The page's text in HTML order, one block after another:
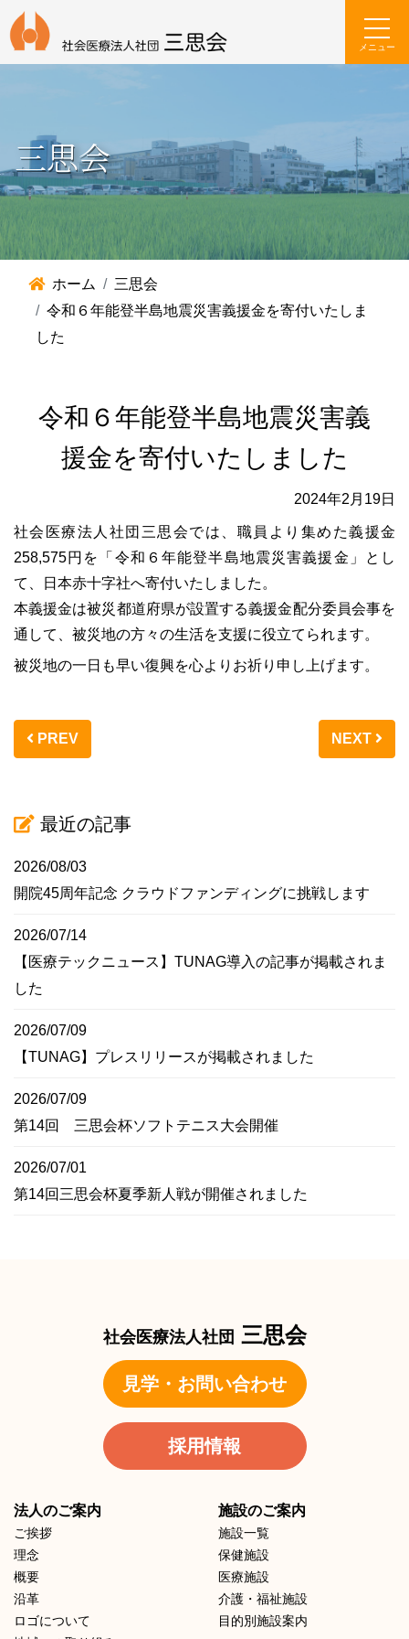
メニュー
三思会
ホーム
三思会
令和６年能登半島地震災害義援金を寄付いたしま
した
令和６年能登半島地震災害義
援金を寄付いたしました
2024年2月19日
社会医療法人社団三思会では、職員より集めた義援金
258,575円を「令和６年能登半島地震災害義援金」とし
て、日本赤十字社へ寄付いたしました。
本義援金は被災都道府県が設置する義援金配分委員会事を
通して、被災地の方々の生活を支援に役立てられます。
被災地の一日も早い復興を心よりお祈り申し上げます。
PREV NEXT
最近の記事
2026/08/03
開院45周年記念 クラウドファンディングに挑戦します
2026/07/14
【医療テックニュース】TUNAG導入の記事が掲載されま
した
2026/07/09
【TUNAG】プレスリリースが掲載されました
2026/07/09
第14回 三思会杯ソフトテニス大会開催
2026/07/01
第14回三思会杯夏季新人戦が開催されました
社会医療法人社団 三思会
見学・お問い合わせ
採用情報
法人のご案内
ご挨拶
理念
概要
沿革
ロゴについて
施設のご案内
施設一覧
保健施設
医療施設
介護・福祉施設
目的別施設案内